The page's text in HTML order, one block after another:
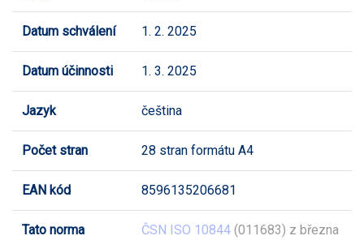
Datum schválení 1. 2. 2025
Datum účinnosti 1. 3. 2025
Jazyk čeština
Počet stran 28 stran formátu A4
EAN kód 8596135206681
Tato norma
ČSN ISO 10844 (011683) z března